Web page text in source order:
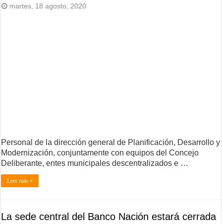
martes, 18 agosto, 2020
Personal de la dirección general de Planificación, Desarrollo y
Modernización, conjuntamente con equipos del Concejo
Deliberante, entes municipales descentralizados e …
Leer más »
La sede central del Banco Nación estará cerrada